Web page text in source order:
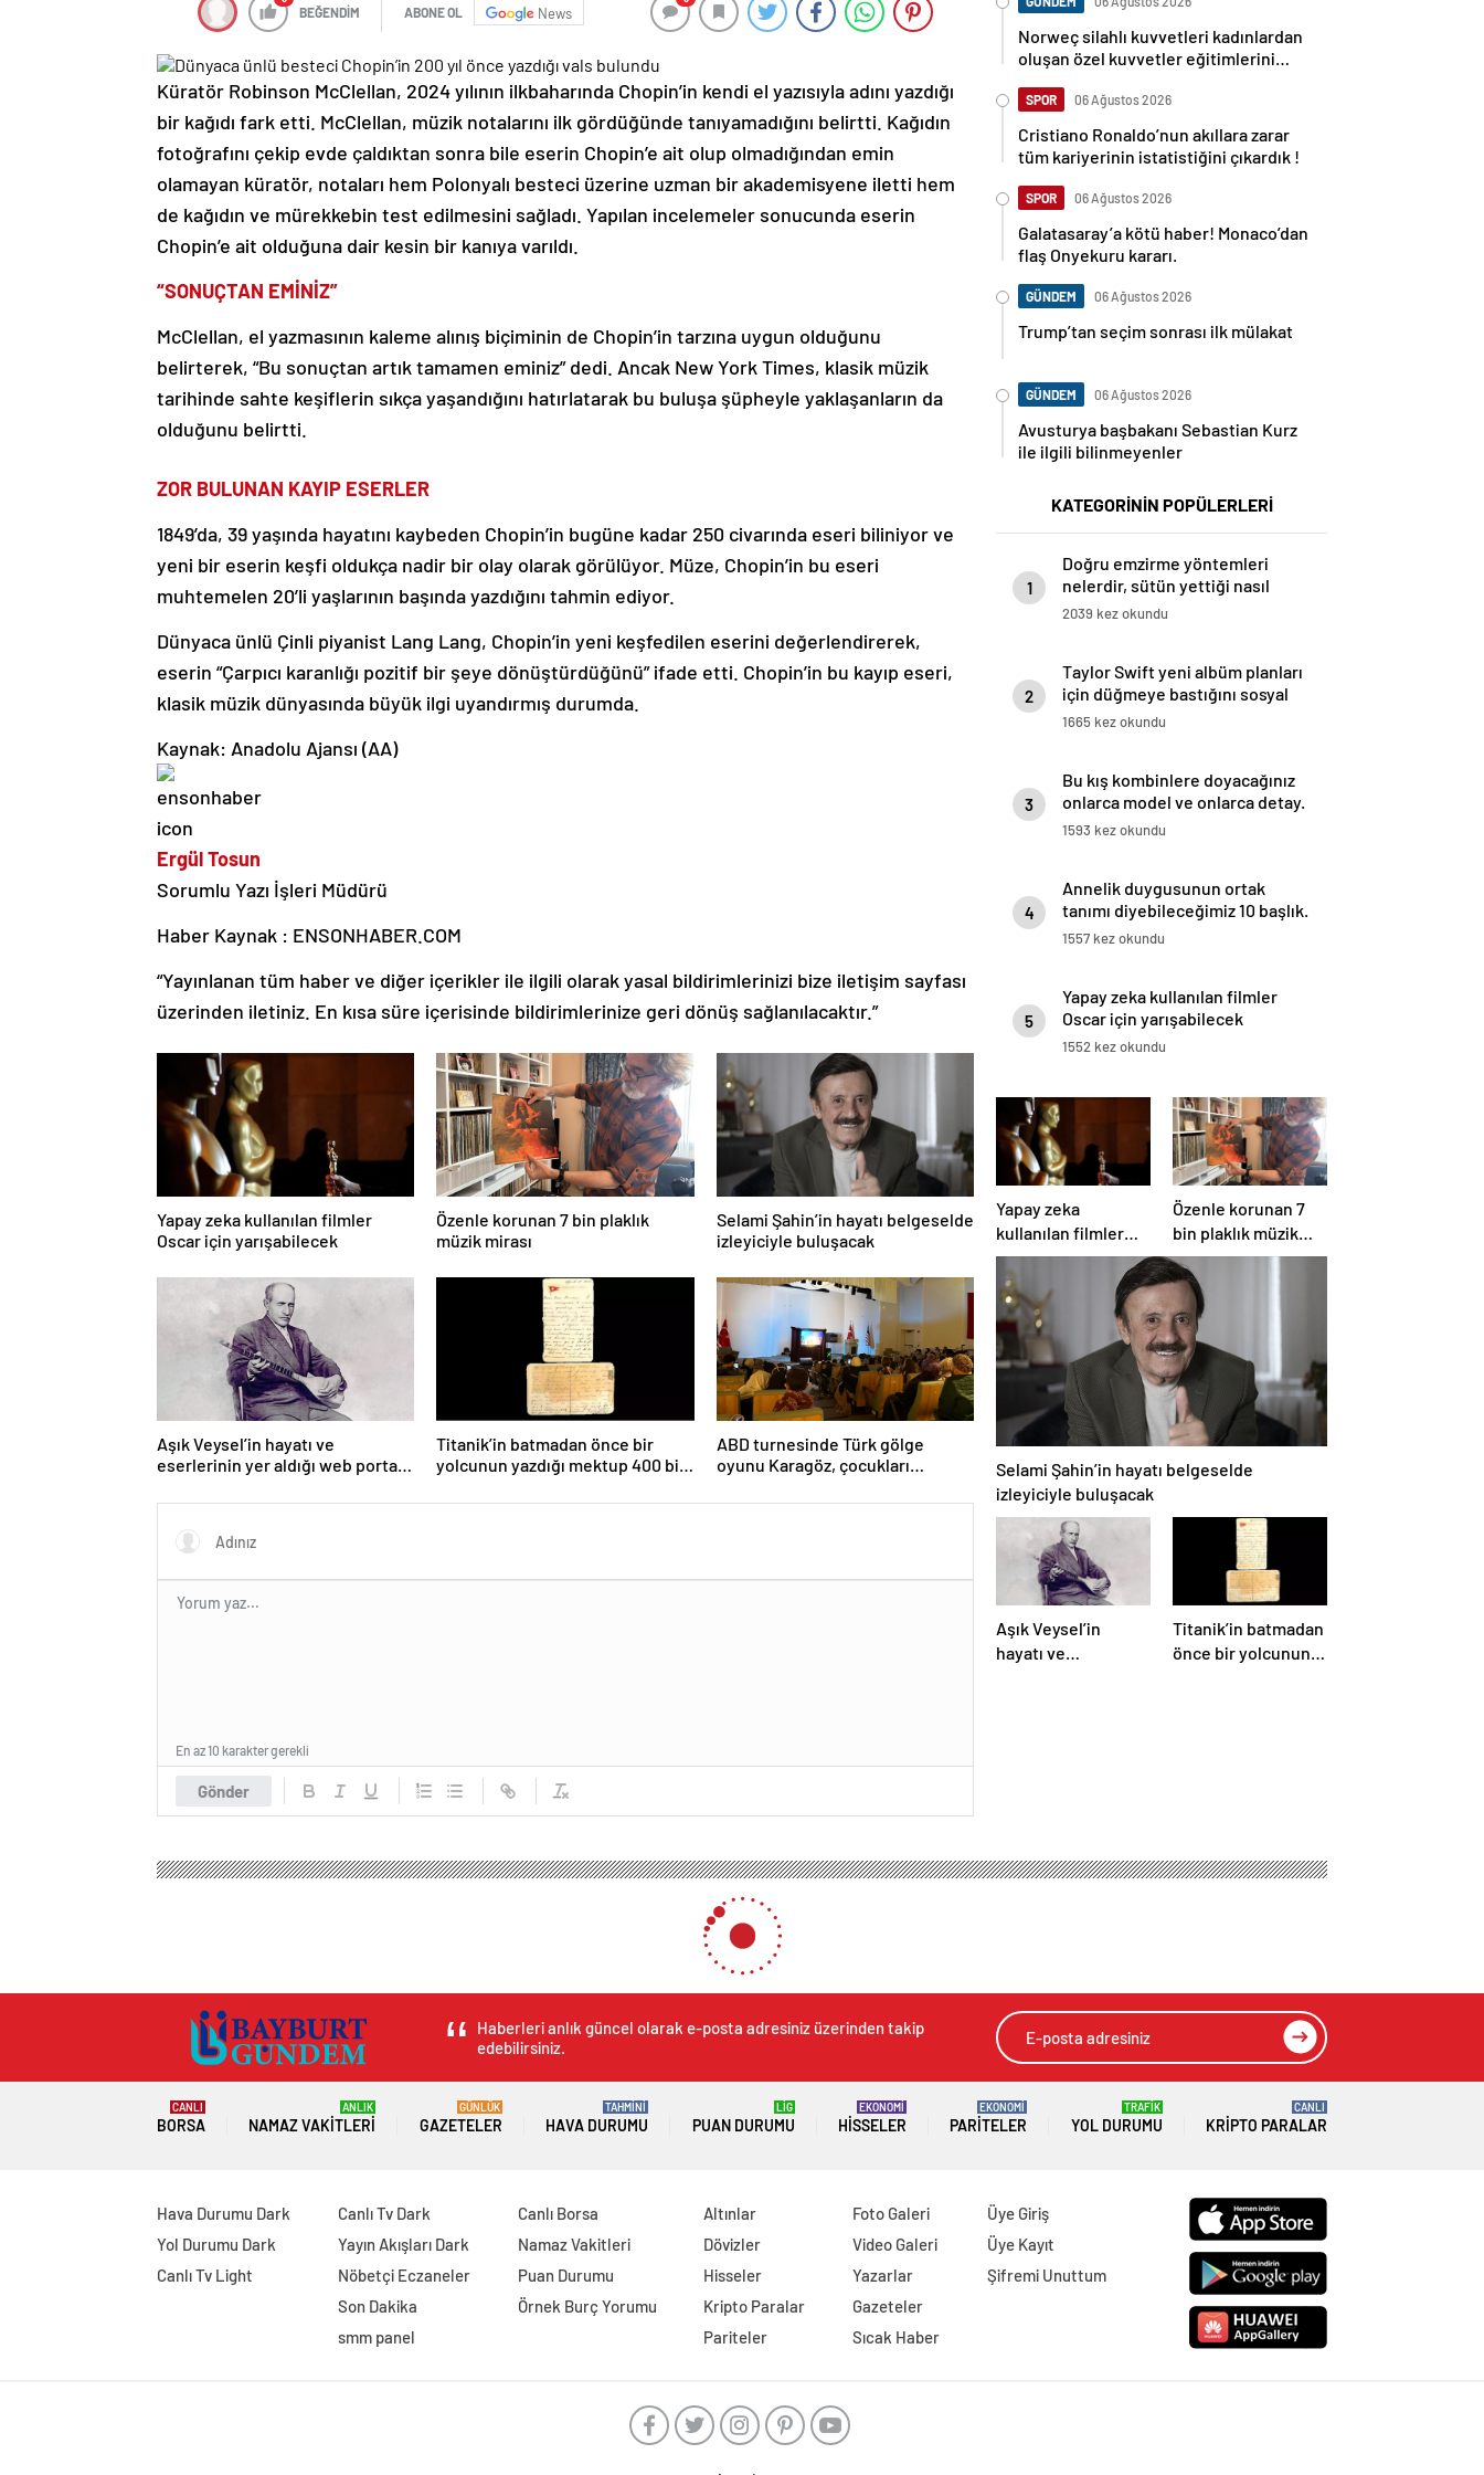
BEĞENDİM ABONE OL News
Küratör Robinson McClellan, 2024 yılının ilkbaharında Chopin’in kendi el yazısıyla adını yazdığı
bir kağıdı fark etti. McClellan, müzik notalarını ilk gördüğünde tanıyamadığını belirtti. Kağıdın
fotoğrafını çekip evde çaldıktan sonra bile eserin Chopin’e ait olup olmadığından emin
olamayan küratör, notaları hem Polonyalı besteci üzerine uzman bir akademisyene iletti hem
de kağıdın ve mürekkebin test edilmesini sağladı. Yapılan incelemeler sonucunda eserin
Chopin’e ait olduğuna dair kesin bir kanıya varıldı.
“SONUÇTAN EMİNİZ”
McClellan, el yazmasının kaleme alınış biçiminin de Chopin’in tarzına uygun olduğunu
belirterek, “Bu sonuçtan artık tamamen eminiz” dedi. Ancak New York Times, klasik müzik
tarihinde sahte keşiflerin sıkça yaşandığını hatırlatarak bu buluşa şüpheyle yaklaşanların da
olduğunu belirtti.
ZOR BULUNAN KAYIP ESERLER
1849’da, 39 yaşında hayatını kaybeden Chopin’in bugüne kadar 250 civarında eseri biliniyor ve
yeni bir eserin keşfi oldukça nadir bir olay olarak görülüyor. Müze, Chopin’in bu eseri
muhtemelen 20’li yaşlarının başında yazdığını tahmin ediyor.
Dünyaca ünlü Çinli piyanist Lang Lang, Chopin’in yeni keşfedilen eserini değerlendirerek,
eserin “Çarpıcı karanlığı pozitif bir şeye dönüştürdüğünü” ifade etti. Chopin’in bu kayıp eseri,
klasik müzik dünyasında büyük ilgi uyandırmış durumda.
Kaynak: Anadolu Ajansı (AA)
Ergül Tosun
Sorumlu Yazı İşleri Müdürü
Haber Kaynak : ENSONHABER.COM
“Yayınlanan tüm haber ve diğer içerikler ile ilgili olarak yasal bildirimlerinizi bize iletişim sayfası
üzerinden iletiniz. En kısa süre içerisinde bildirimlerinize geri dönüş sağlanılacaktır.”
Yapay zeka kullanılan filmler
Oscar için yarışabilecek
Özenle korunan 7 bin plaklık
müzik mirası
Selami Şahin’in hayatı belgeselde
izleyiciyle buluşacak
Aşık Veysel’in hayatı ve
eserlerinin yer aldığı web portalı
Titanik’in batmadan önce bir
yolcunun yazdığı mektup 400 bin
ABD turnesinde Türk gölge
oyunu Karagöz, çocukları
Gönder
En az 10 karakter gerekli
Norweç silahlı kuvvetleri kadınlardan
oluşan özel kuvvetler eğitimlerini
SPOR 06 Ağustos 2026
Cristiano Ronaldo’nun akıllara zarar
tüm kariyerinin istatistiğini çıkardık !
SPOR 06 Ağustos 2026
Galatasaray’a kötü haber! Monaco’dan
flaş Onyekuru kararı.
GÜNDEM 06 Ağustos 2026
Trump’tan seçim sonrası ilk mülakat
GÜNDEM 06 Ağustos 2026
Avusturya başbakanı Sebastian Kurz
ile ilgili bilinmeyenler
KATEGORİNİN POPÜLERLERİ
1
Doğru emzirme yöntemleri
nelerdir, sütün yettiği nasıl
anlaşılır?
2039 kez okundu
2
Taylor Swift yeni albüm planları
için düğmeye bastığını sosyal
medyadan duyurdu!
1665 kez okundu
3
Bu kış kombinlere doyacağınız
onlarca model ve onlarca detay.
1593 kez okundu
4
Annelik duygusunun ortak
tanımı diyebileceğimiz 10 başlık.
1557 kez okundu
5
Yapay zeka kullanılan filmler
Oscar için yarışabilecek
1552 kez okundu
Yapay zeka
kullanılan filmler
Oscar için
yarışabilecek
Özenle korunan 7
bin plaklık müzik
mirası
Selami Şahin’in hayatı belgeselde
izleyiciyle buluşacak
Aşık Veysel’in
hayatı ve
Titanik’in batmadan
önce bir yolcunun
Haberleri anlık güncel olarak e-posta adresiniz üzerinden takip
edebilirsiniz.
BORSA
CANLI
NAMAZ VAKITLERI
ANLIK
GAZETELER
GÜNLÜK
HAVA DURUMU
TAHMİNİ
PUAN DURUMU
LİG
HISSELER
EKONOMİ
PARITELER
EKONOMİ
YOL DURUMU
TRAFİK
KRIPTO PARALAR
CANLI
Hava Durumu Dark
Yol Durumu Dark
Canlı Tv Light
Canlı Tv Dark
Yayın Akışları Dark
Nöbetçi Eczaneler
Son Dakika
smm panel
Canlı Borsa
Namaz Vakitleri
Puan Durumu
Örnek Burç Yorumu
Altınlar
Dövizler
Hisseler
Kripto Paralar
Pariteler
Foto Galeri
Video Galeri
Yazarlar
Gazeteler
Sıcak Haber
Üye Giriş
Üye Kayıt
Şifremi Unuttum